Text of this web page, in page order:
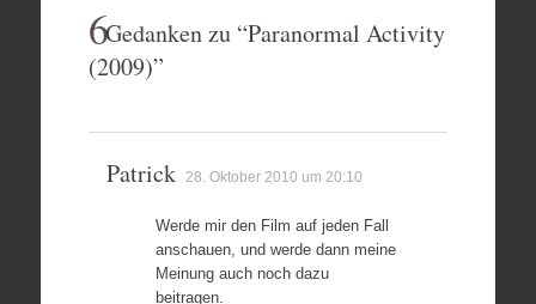
6Gedanken zu “Paranormal Activity
(2009)”
Patrick 28. Oktober 2010 um 20:10
Werde mir den Film auf jeden Fall
anschauen, und werde dann meine
Meinung auch noch dazu
beitragen.